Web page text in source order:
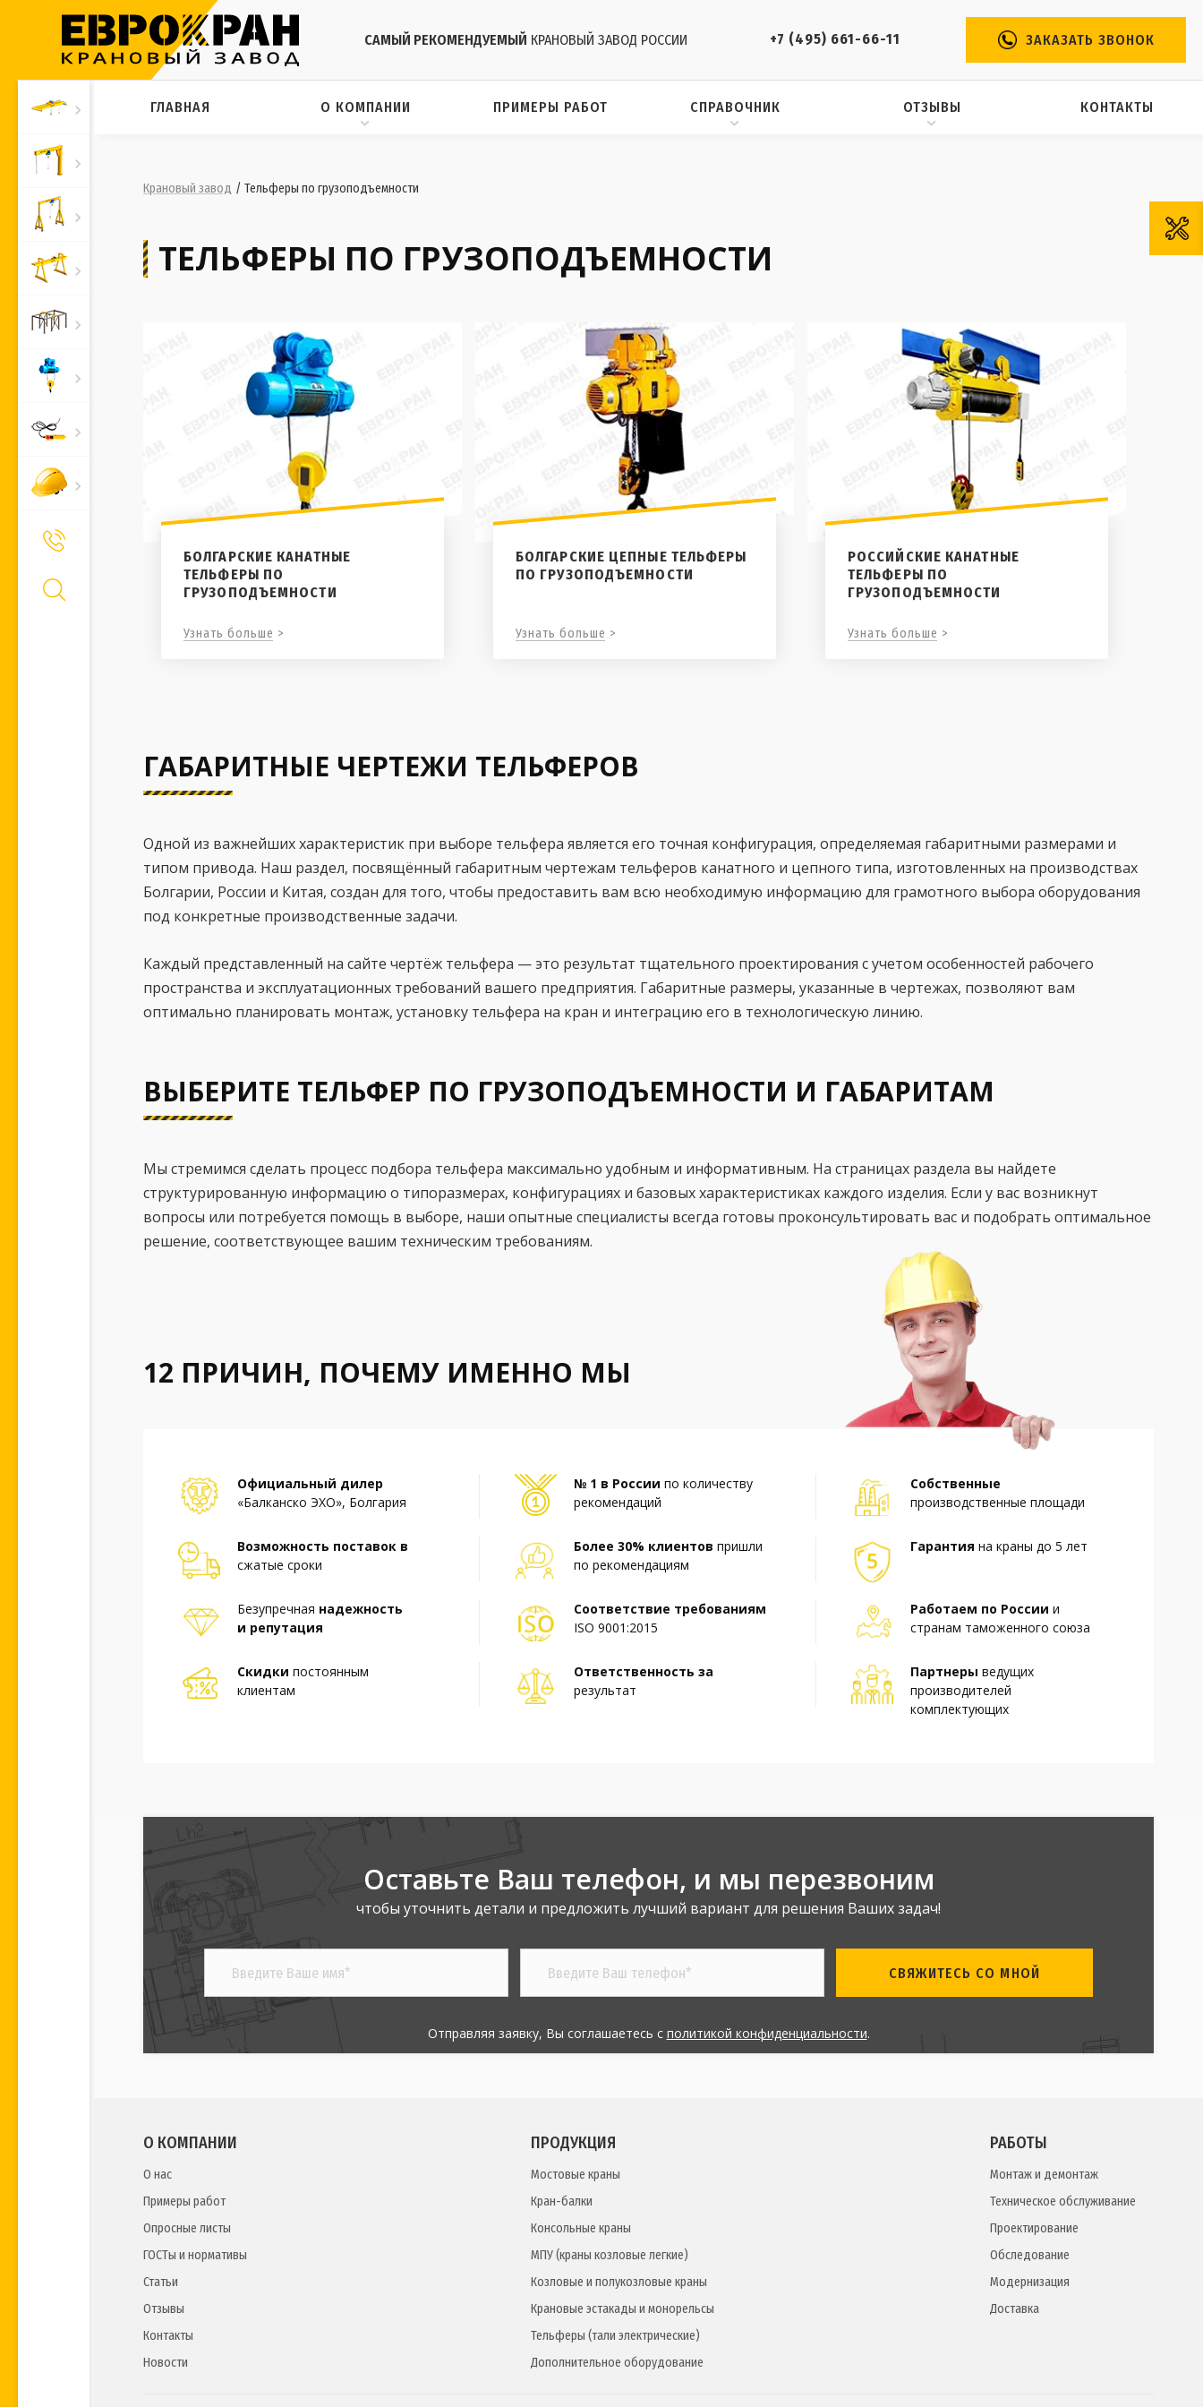
САМЫЙ РЕКОМЕНДУЕМЫЙ КРАНОВЫЙ ЗАВОД РОССИИ +7 (495) 661-66-11 ЗАКАЗАТЬ ЗВОНОК
ГЛАВНАЯ О КОМПАНИИ ПРИМЕРЫ РАБОТ СПРАВОЧНИК ОТЗЫВЫ КОНТАКТЫ
Крановый завод / Тельферы по грузоподъемности
ТЕЛЬФЕРЫ ПО ГРУЗОПОДЪЕМНОСТИ
БОЛГАРСКИЕ КАНАТНЫЕ
ТЕЛЬФЕРЫ ПО
ГРУЗОПОДЪЕМНОСТИ
Узнать больше >
БОЛГАРСКИЕ ЦЕПНЫЕ ТЕЛЬФЕРЫ
ПО ГРУЗОПОДЪЕМНОСТИ
Узнать больше >
РОССИЙСКИЕ КАНАТНЫЕ
ТЕЛЬФЕРЫ ПО
ГРУЗОПОДЪЕМНОСТИ
Узнать больше >
ГАБАРИТНЫЕ ЧЕРТЕЖИ ТЕЛЬФЕРОВ
Одной из важнейших характеристик при выборе тельфера является его точная конфигурация, определяемая габаритными размерами и
типом привода. Наш раздел, посвящённый габаритным чертежам тельферов канатного и цепного типа, изготовленных на производствах
Болгарии, России и Китая, создан для того, чтобы предоставить вам всю необходимую информацию для грамотного выбора оборудования
под конкретные производственные задачи.
Каждый представленный на сайте чертёж тельфера — это результат тщательного проектирования с учетом особенностей рабочего
пространства и эксплуатационных требований вашего предприятия. Габаритные размеры, указанные в чертежах, позволяют вам
оптимально планировать монтаж, установку тельфера на кран и интеграцию его в технологическую линию.
ВЫБЕРИТЕ ТЕЛЬФЕР ПО ГРУЗОПОДЪЕМНОСТИ И ГАБАРИТАМ
Мы стремимся сделать процесс подбора тельфера максимально удобным и информативным. На страницах раздела вы найдете
структурированную информацию о типоразмерах, конфигурациях и базовых характеристиках каждого изделия. Если у вас возникнут
вопросы или потребуется помощь в выборе, наши опытные специалисты всегда готовы проконсультировать вас и подобрать оптимальное
решение, соответствующее вашим техническим требованиям.
12 ПРИЧИН, ПОЧЕМУ ИМЕННО МЫ
Официальный дилер
«Балканско ЭХО», Болгария
№ 1 в России по количеству
рекомендаций
Собственные
производственные площади
Возможность поставок в
сжатые сроки
Более 30% клиентов пришли
по рекомендациям
Гарантия на краны до 5 лет
Безупречная надежность
и репутация
Соответствие требованиям
ISO 9001:2015
Работаем по России и
странам таможенного союза
Скидки постоянным
клиентам
Ответственность за
результат
Партнеры ведущих
производителей
комплектующих
Оставьте Ваш телефон, и мы перезвоним
чтобы уточнить детали и предложить лучший вариант для решения Ваших задач!
СВЯЖИТЕСЬ СО МНОЙ
Отправляя заявку, Вы соглашаетесь с политикой конфиденциальности.
О КОМПАНИИ
О нас
Примеры работ
Опросные листы
ГОСТы и нормативы
Статьи
Отзывы
Контакты
Новости
ПРОДУКЦИЯ
Мостовые краны
Кран-балки
Консольные краны
МПУ (краны козловые легкие)
Козловые и полукозловые краны
Крановые эстакады и монорельсы
Тельферы (тали электрические)
Дополнительное оборудование
РАБОТЫ
Монтаж и демонтаж
Техническое обслуживание
Проектирование
Обследование
Модернизация
Доставка